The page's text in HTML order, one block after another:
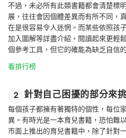
不過，未必所有此類書籍都會清楚標
展，往往會因個體差異而有所不同，
在是很容易令人迷惘。而某些依照孩
加入圖解等詳盡介紹，閱讀起來更輕
個參考工具，但它的確能為缺乏自信
看排行榜
2 針對自己困擾的部分來
每個孩子都擁有著獨特的個性，每位
異。有時光是一本育兒書籍，恐怕難
市面上推出的育兒書籍中，除了針對